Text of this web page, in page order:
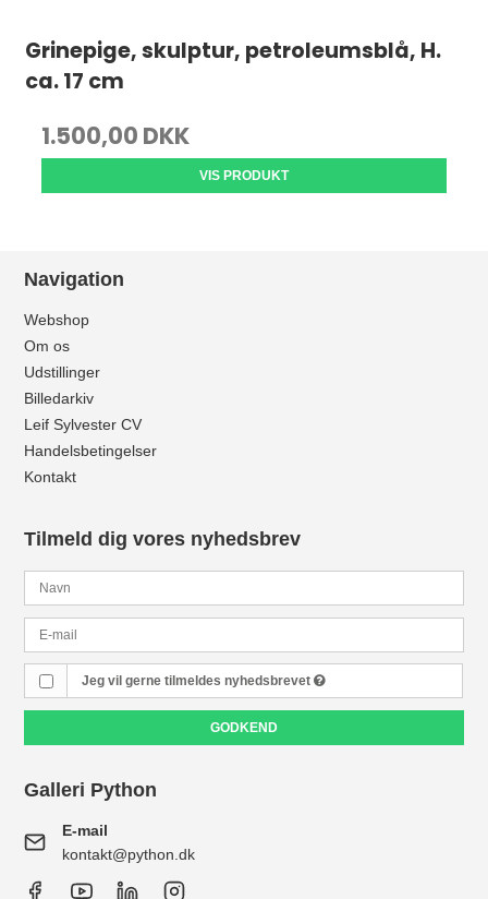
Grinepige, skulptur, petroleumsblå, H.
ca. 17 cm
1.500,00 DKK
VIS PRODUKT
Navigation
Webshop
Om os
Udstillinger
Billedarkiv
Leif Sylvester CV
Handelsbetingelser
Kontakt
Tilmeld dig vores nyhedsbrev
Jeg vil gerne tilmeldes nyhedsbrevet
GODKEND
Galleri Python
E-mail
kontakt@python.dk